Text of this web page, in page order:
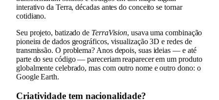
interativo da Terra, décadas antes do conceito se tornar
cotidiano.
Seu projeto, batizado de TerraVision, usava uma combinação
pioneira de dados geográficos, visualização 3D e redes de
transmissão. O problema? Anos depois, suas ideias — e até
parte do seu código — pareceriam reaparecer em um produto
globalmente celebrado, mas com outro nome e outro dono: o
Google Earth.
Criatividade tem nacionalidade?